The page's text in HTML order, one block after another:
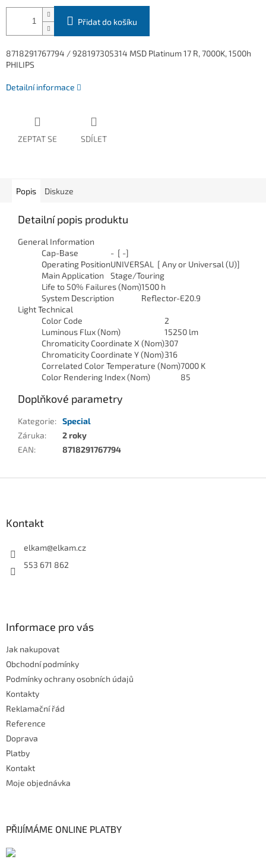
Přidat do košíku
8718291767794 / 928197305314 MSD Platinum 17 R, 7000K, 1500h
PHILIPS
Detailní informace
ZEPTAT SE SDÍLET
Popis Diskuze
Detailní popis produktu
General Information
Cap-Base
- [ -]
Operating PositionUNIVERSAL [ Any or Universal (U)]
Main Application
Stage/Touring
Life to 50% Failures (Nom)1500 h
System Description
Reflector-E20.9
Light Technical
Color Code
2
Luminous Flux (Nom)
15250 lm
Chromaticity Coordinate X (Nom)307
Chromaticity Coordinate Y (Nom)316
Correlated Color Temperature (Nom)7000 K
Color Rendering Index (Nom)
85
Doplňkové parametry
Kategorie: Special
Záruka:
2 roky
EAN: 8718291767794
Kontakt
elkam@elkam.cz
553 671 862
Informace pro vás
Jak nakupovat
Obchodní podmínky
Podmínky ochrany osobních údajů
Kontakty
Reklamační řád
Reference
Doprava
Platby
Kontakt
Moje objednávka
PŘIJÍMÁME ONLINE PLATBY